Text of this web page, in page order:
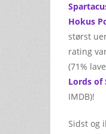
Hokus
størst
rating
(71%
Lords of
IMDB)!
Sidst og